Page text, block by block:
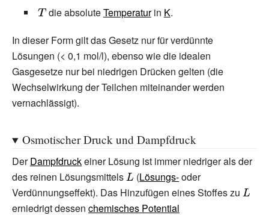
R}
{\displaystyle
die absoluteTemperaturin K.
In dieser Form gilt das Gesetz nur für verdünnte
Lösungen (< 0,1 mol/l), ebenso wie die idealen
Gasgesetze nur bei niedrigen Drücken gelten (die
Wechselwirkung der Teilchen miteinander werden
vernachlässigt).
Osmotischer Druck und Dampfdruck
DerDampfdruckeiner Lösung ist immer niedriger als der
des reinen Lösungsmittels{\displaystyle
L}
(Lösungs-oder
Verdünnungseffekt). Das Hinzufügen eines Stoffes zu
erniedrigt dessen chemisches Potential